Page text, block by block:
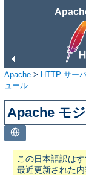
Apache > HTTP サー
ュール
Apache モ
この日本語訳は
最近更新された